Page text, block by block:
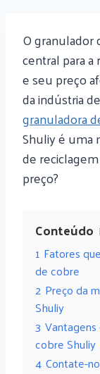
O
central para
e seu preço
da indústria
granuladora
Shuliy é uma
de
preço?
Conteúdo
1 Fatores
de cobre
2 Preço da
Shuliy
3
cobre Shuliy
4 Contate-